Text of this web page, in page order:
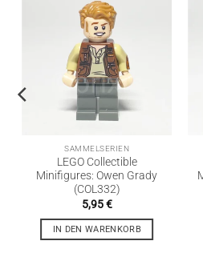
SAMMELSERIEN
LEGO Collectible
Minifigures: Owen Grady
(COL332)
5,95€
IN DEN WARENKORB